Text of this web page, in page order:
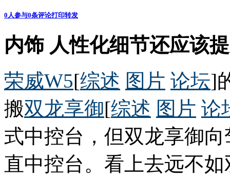
0 人参与0条评论打印转发
内饰 人性化细节还应该
荣威W5[综述 图片 论坛]
搬双龙享御[综述 图片 论
式中控台，但双龙享御
直中控台。看上去远不